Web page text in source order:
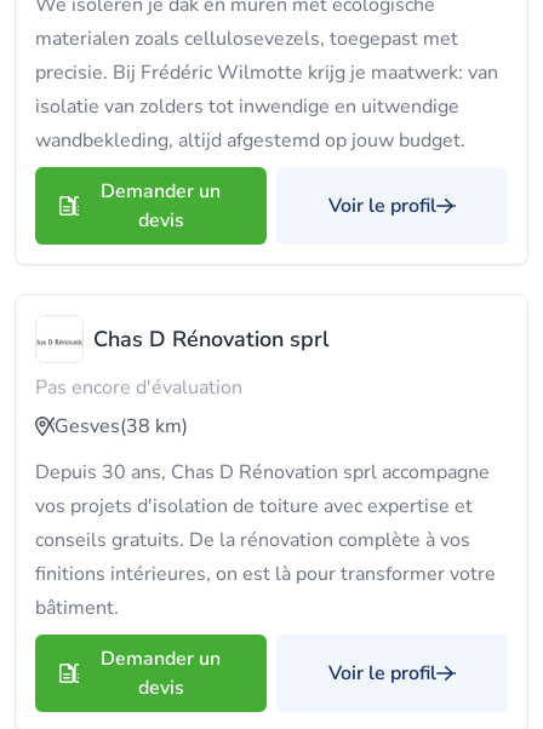
materialen zoals cellulosevezels, toegepast met
precisie. Bij Frédéric Wilmotte krijg je maatwerk: van
isolatie van zolders tot inwendige en uitwendige
wandbekleding, altijd afgestemd op jouw budget.
Demander un
devis
Voir le profil
Chas D Rénovation sprl
Pas encore d'évaluation
Gesves(38 km)
Depuis 30 ans, Chas D Rénovation sprl accompagne
vos projets d'isolation de toiture avec expertise et
conseils gratuits. De la rénovation complète à vos
finitions intérieures, on est là pour transformer votre
bâtiment.
Demander un
devis
Voir le profil